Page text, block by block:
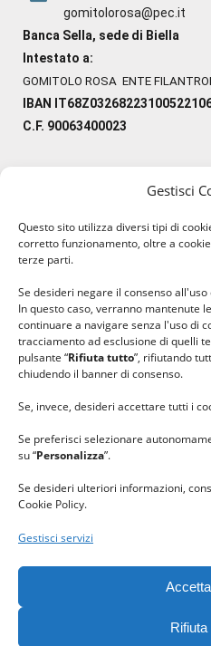
Gestisci
Questo sito utilizza diversi tipi di
corretto funzionamento, oltre a
terze parti.
Se desideri negare il consenso
In questo caso, verranno mantenute
continuare a navigare senza l'uso di
tracciamento ad esclusione di quelli
pulsante “Rifiuta tutto”, rifiutando
chiudendo il banner di consenso.
Se, invece, desideri accettare tutti i
Se preferisci selezionare
su “Personalizza”.
Se desideri ulteriori informazioni,
Cookie Policy.
Gestisci servizi
Rifiuta
gomitolorosa@pec.it
Banca Sella, sede di Biella
Intestato a:
GOMITOLO ROSA ENTE
IBAN
C.F. 90063400023